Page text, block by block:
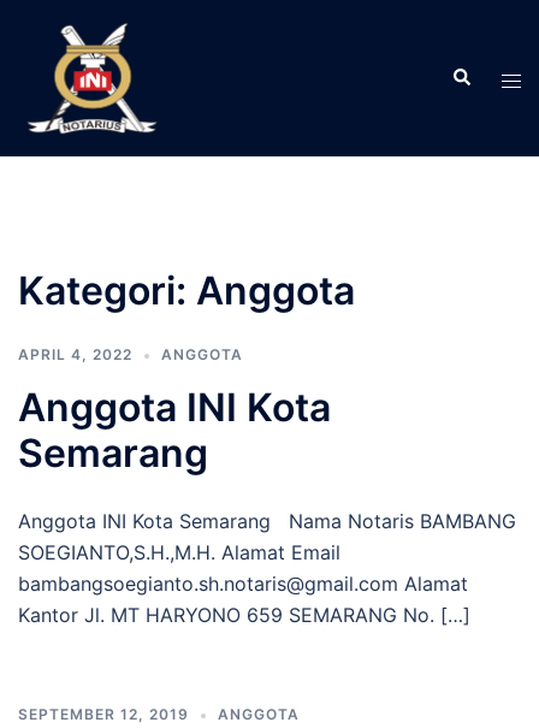
Search
Kategori: Anggota
APRIL 4, 2022 ANGGOTA
Anggota INI Kota
Semarang
Anggota INI Kota Semarang Nama Notaris BAMBANG
SOEGIANTO,S.H.,M.H. Alamat Email
bambangsoegianto.sh.notaris@gmail.com Alamat
Kantor Jl. MT HARYONO 659 SEMARANG No. […]
SEPTEMBER 12, 2019 ANGGOTA